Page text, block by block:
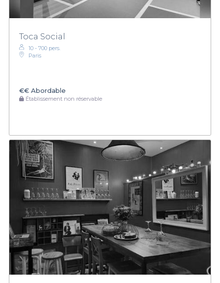
Toca Social
10 - 700 pers.
Paris
€€ Abordable
Établissement non réservable